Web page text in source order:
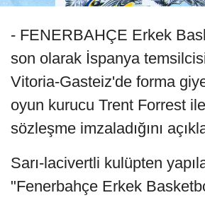
- FENERBAHÇE Erkek
son olarak İspanya
Vitoria-Gasteiz'de forma
oyun kurucu Trent Forrest
sözleşme imzaladığını
Sarı-lacivertli kulüpten
"Fenerbahçe Erkek